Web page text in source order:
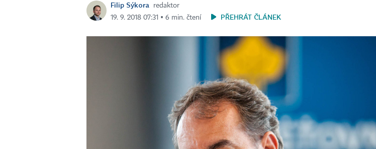
Filip Sýkora
redaktor
19. 9. 2018 07:31 ▪ 6 min. čtení
PŘEHRÁT ČLÁNEK